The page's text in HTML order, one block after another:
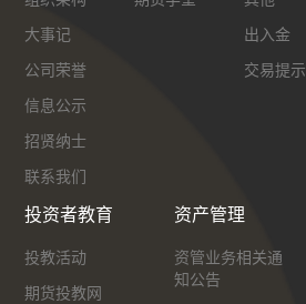
大事记
公司荣誉
信息公示
招贤纳士
联系我们
出入金
交易提示
投资者教育
投教活动
期货投教网
资产管理
资管业务相关通
知公告